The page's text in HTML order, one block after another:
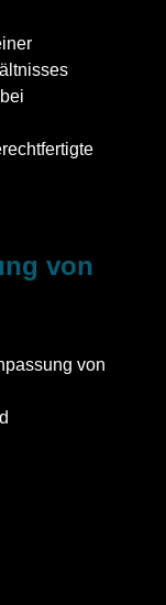
von
von